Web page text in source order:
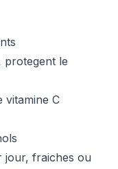
protegent le
vitamine C
jour, fraiches ou